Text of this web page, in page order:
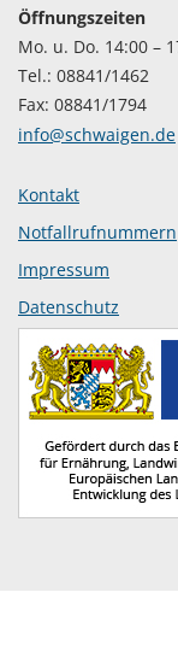
Öffnungszeiten
Mo. u. Do. 14:00 –
Tel.: 08841/1462
Fax: 08841/1794
info@schwaigen.de
Kontakt
Notfallrufnummern
Impressum
Datenschutz